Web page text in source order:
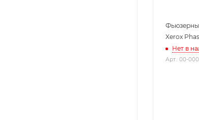
Xerox
Нет в
Арт.: 00-